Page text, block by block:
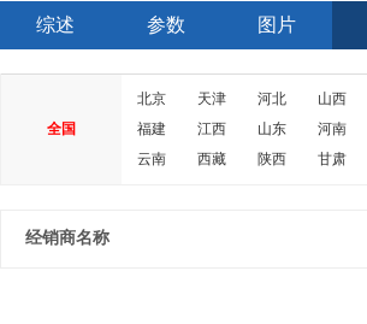
综述 参数 图片
全国
北京 天津 河北 山西
福建
江西 山东 河南
云南
西藏 陕西 甘肃
经销商名称